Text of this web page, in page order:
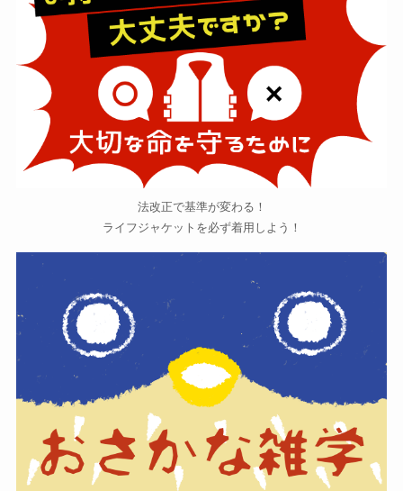
法改正で基準が変わる！
ライフジャケットを必ず着用しよう！